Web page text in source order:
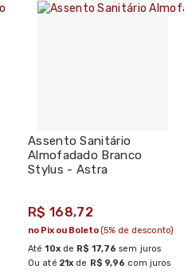
Assento Sanitário
Almofadado Branco
Stylus - Astra
R$ 168,72
Até10xde R$ 17,76 sem juros
Ou até 21x de R$ 9,96 com juros
no Pix ou Boleto(5% de desconto)